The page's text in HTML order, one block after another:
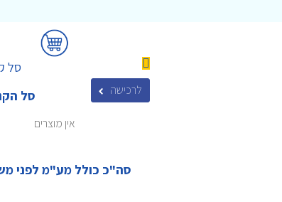
סל
סל
לרכישה
אין מוצרים
סה"כ כולל מע"מ לפני